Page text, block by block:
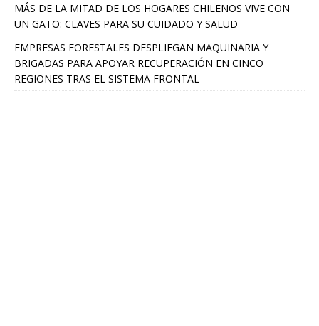
MÁS DE LA MITAD DE LOS HOGARES CHILENOS VIVE CON
UN GATO: CLAVES PARA SU CUIDADO Y SALUD
EMPRESAS FORESTALES DESPLIEGAN MAQUINARIA Y
BRIGADAS PARA APOYAR RECUPERACIÓN EN CINCO
REGIONES TRAS EL SISTEMA FRONTAL